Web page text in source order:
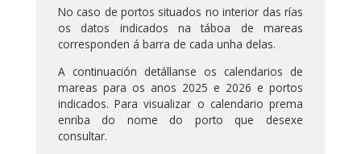
No caso de portos situados no interior das rías
os datos indicados na táboa de mareas
corresponden á barra de cada unha delas.
A continuación detállanse os calendarios de
mareas para os anos 2025 e 2026 e portos
indicados. Para visualizar o calendario prema
enriba do nome do porto que desexe
consultar.